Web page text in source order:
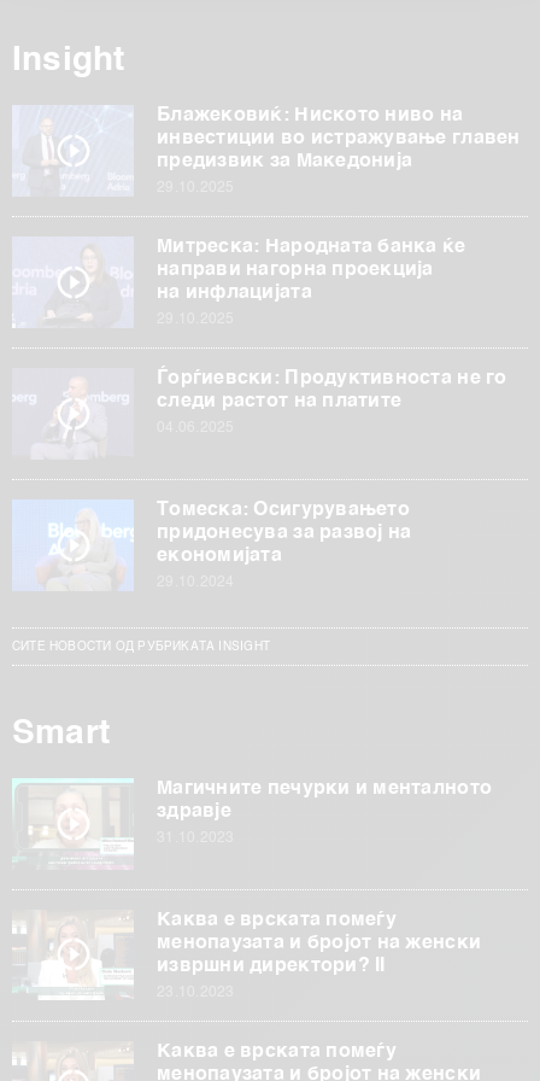
нашатаПолитика на приватност
други слични технологии во
колачиња . Колачињата во кој било момент можете
повторно да ги ажурирате со клик на „Прикажи ги
деталите“. Согласноста можете во кој било момент да
ја повлечете без негативни последици.
Insight
Блажековиќ: Ниското ниво на
инвестиции во истражување главен
предизвик за Македонија
Митреска: Народната банка ќе
направи нагорна проекција
на инфлацијата
Ѓорѓиевски: Продуктивноста не го
следи растот на платите
Томеска: Осигурувањето
придонесува за развој на
економијата
СИТЕ НОВОСТИ ОД РУБРИКАТА INSIGHT
Smart
Магичните печурки и менталното
здравје
Каква е врската помеѓу
менопаузата и бројот на женски
извршни директори? II
Каква е врската помеѓу
менопаузата и бројот на женски